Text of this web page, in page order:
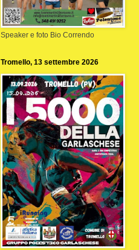
Speaker e foto Bio Correndo
Tromello, 13 settembre 2026